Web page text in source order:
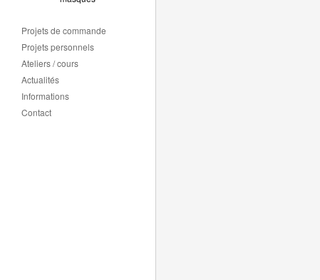
Projets de commande
Projets personnels
Ateliers / cours
Actualités
Informations
Contact